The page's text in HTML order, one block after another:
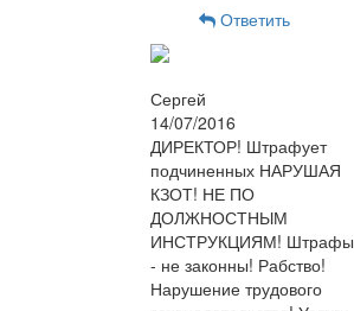
Ответить
Сергей
14/07/2016
ДИРЕКТОР! Штрафует
подчиненных НАРУШАЯ
КЗОТ! НЕ ПО
ДОЛЖНОСТНЫМ
ИНСТРУКЦИЯМ! Штрафы
- не законны! Рабство!
Нарушение трудового